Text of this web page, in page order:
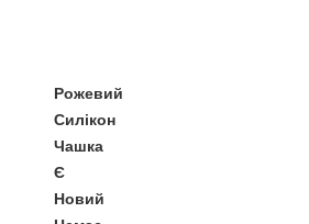
Рожевий
Силікон
Чашка
Є
Новий